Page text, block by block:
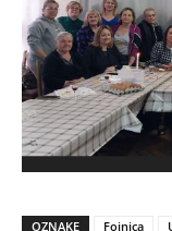
OZNAKE Fojnica